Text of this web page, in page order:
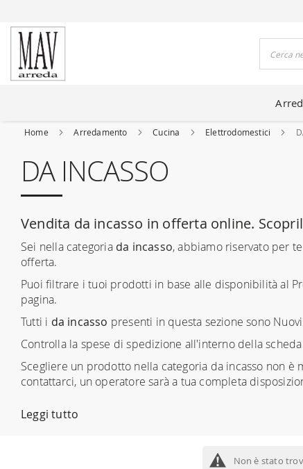
Home Arredamento Cucina Elettrodomestici
DA INCASSO
Vendita da incasso in offerta online.
Sei nella categoria da incasso, abbiamo riservato per
offerta.
Puoi filtrare i tuoi prodotti in base alle disponibilità al
pagina.
Tutti i da incasso presenti in questa sezione sono
Controlla la spese di spedizione all'interno della
Scegliere un prodotto nella categoria da incasso non è
contattarci, un operatore sarà a tua completa
Leggi tutto
Non è stato